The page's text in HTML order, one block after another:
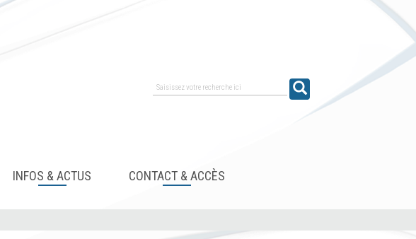
Saisissez votre recherche ici
INFOS & ACTUS CONTACT & ACCÈS